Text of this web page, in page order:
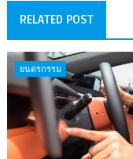
RELATED POST
ยนตรกรรม